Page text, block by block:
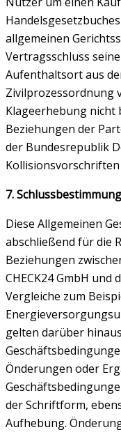
allgemeinen
Vertragsschluss
Aufenthaltsort aus
Zivilprozessordnung
Klageerhebung nicht
Beziehungen der
der Bundesrepublik
Kollisionsvorschriften
7.
Diese Allgemeinen
abschließend für die
Beziehungen
CHECK24 GmbH
Vergleiche zum
gelten darüber
Önderungen oder
der Schriftform,
Aufhebung.